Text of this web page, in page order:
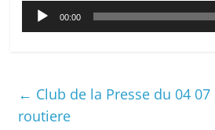
Lecteur
audio
00:00
← Club de la Presse du 04
routiere